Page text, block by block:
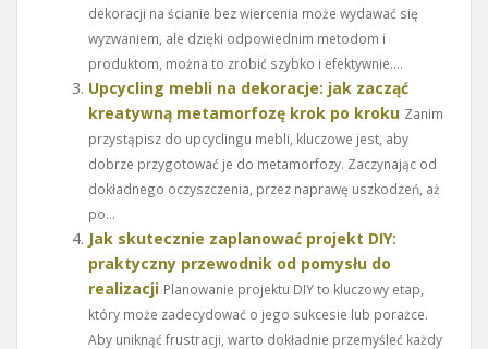
dekoracji na ścianie bez wiercenia może wydawać się
wyzwaniem, ale dzięki odpowiednim metodom i
produktom, można to zrobić szybko i efektywnie....
Upcycling mebli na dekoracje: jak zacząć
kreatywną metamorfozę krok po kroku Zanim
przystąpisz do upcyclingu mebli, kluczowe jest, aby
dobrze przygotować je do metamorfozy. Zaczynając od
dokładnego oczyszczenia, przez naprawę uszkodzeń, aż
po...
Jak skutecznie zaplanować projekt DIY:
praktyczny przewodnik od pomysłu do
realizacji Planowanie projektu DIY to kluczowy etap,
który może zadecydować o jego sukcesie lub porażce.
Aby uniknąć frustracji, warto dokładnie przemyśleć każdy